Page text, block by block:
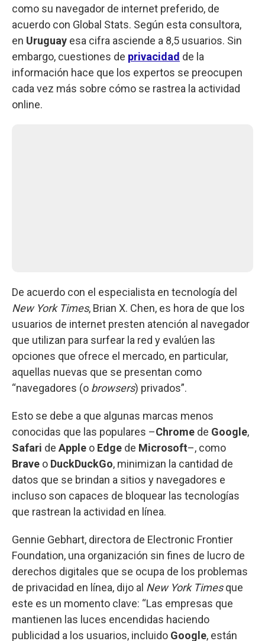
como su navegador de internet preferido, de
acuerdo con Global Stats. Según esta consultora,
en Uruguay esa cifra asciende a 8,5 usuarios. Sin
embargo, cuestiones de privacidad de la
información hace que los expertos se preocupen
cada vez más sobre cómo se rastrea la actividad
online.
De acuerdo con el especialista en tecnología del
New York Times, Brian X. Chen, es hora de que los
usuarios de internet presten atención al navegador
que utilizan para surfear la red y evalúen las
opciones que ofrece el mercado, en particular,
aquellas nuevas que se presentan como
“navegadores (o browsers) privados”.
Esto se debe a que algunas marcas menos
conocidas que las populares –Chrome de Google,
Safari de Apple o Edge de Microsoft–, como
Brave o DuckDuckGo, minimizan la cantidad de
datos que se brindan a sitios y navegadores e
incluso son capaces de bloquear las tecnologías
que rastrean la actividad en línea.
Gennie Gebhart, directora de Electronic Frontier
Foundation, una organización sin fines de lucro de
derechos digitales que se ocupa de los problemas
de privacidad en línea, dijo al New York Timesque
este es un momento clave: “Las empresas que
mantienen las luces encendidas haciendo
publicidad a los usuarios, incluido Google, están